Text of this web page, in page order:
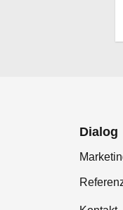
Dialog